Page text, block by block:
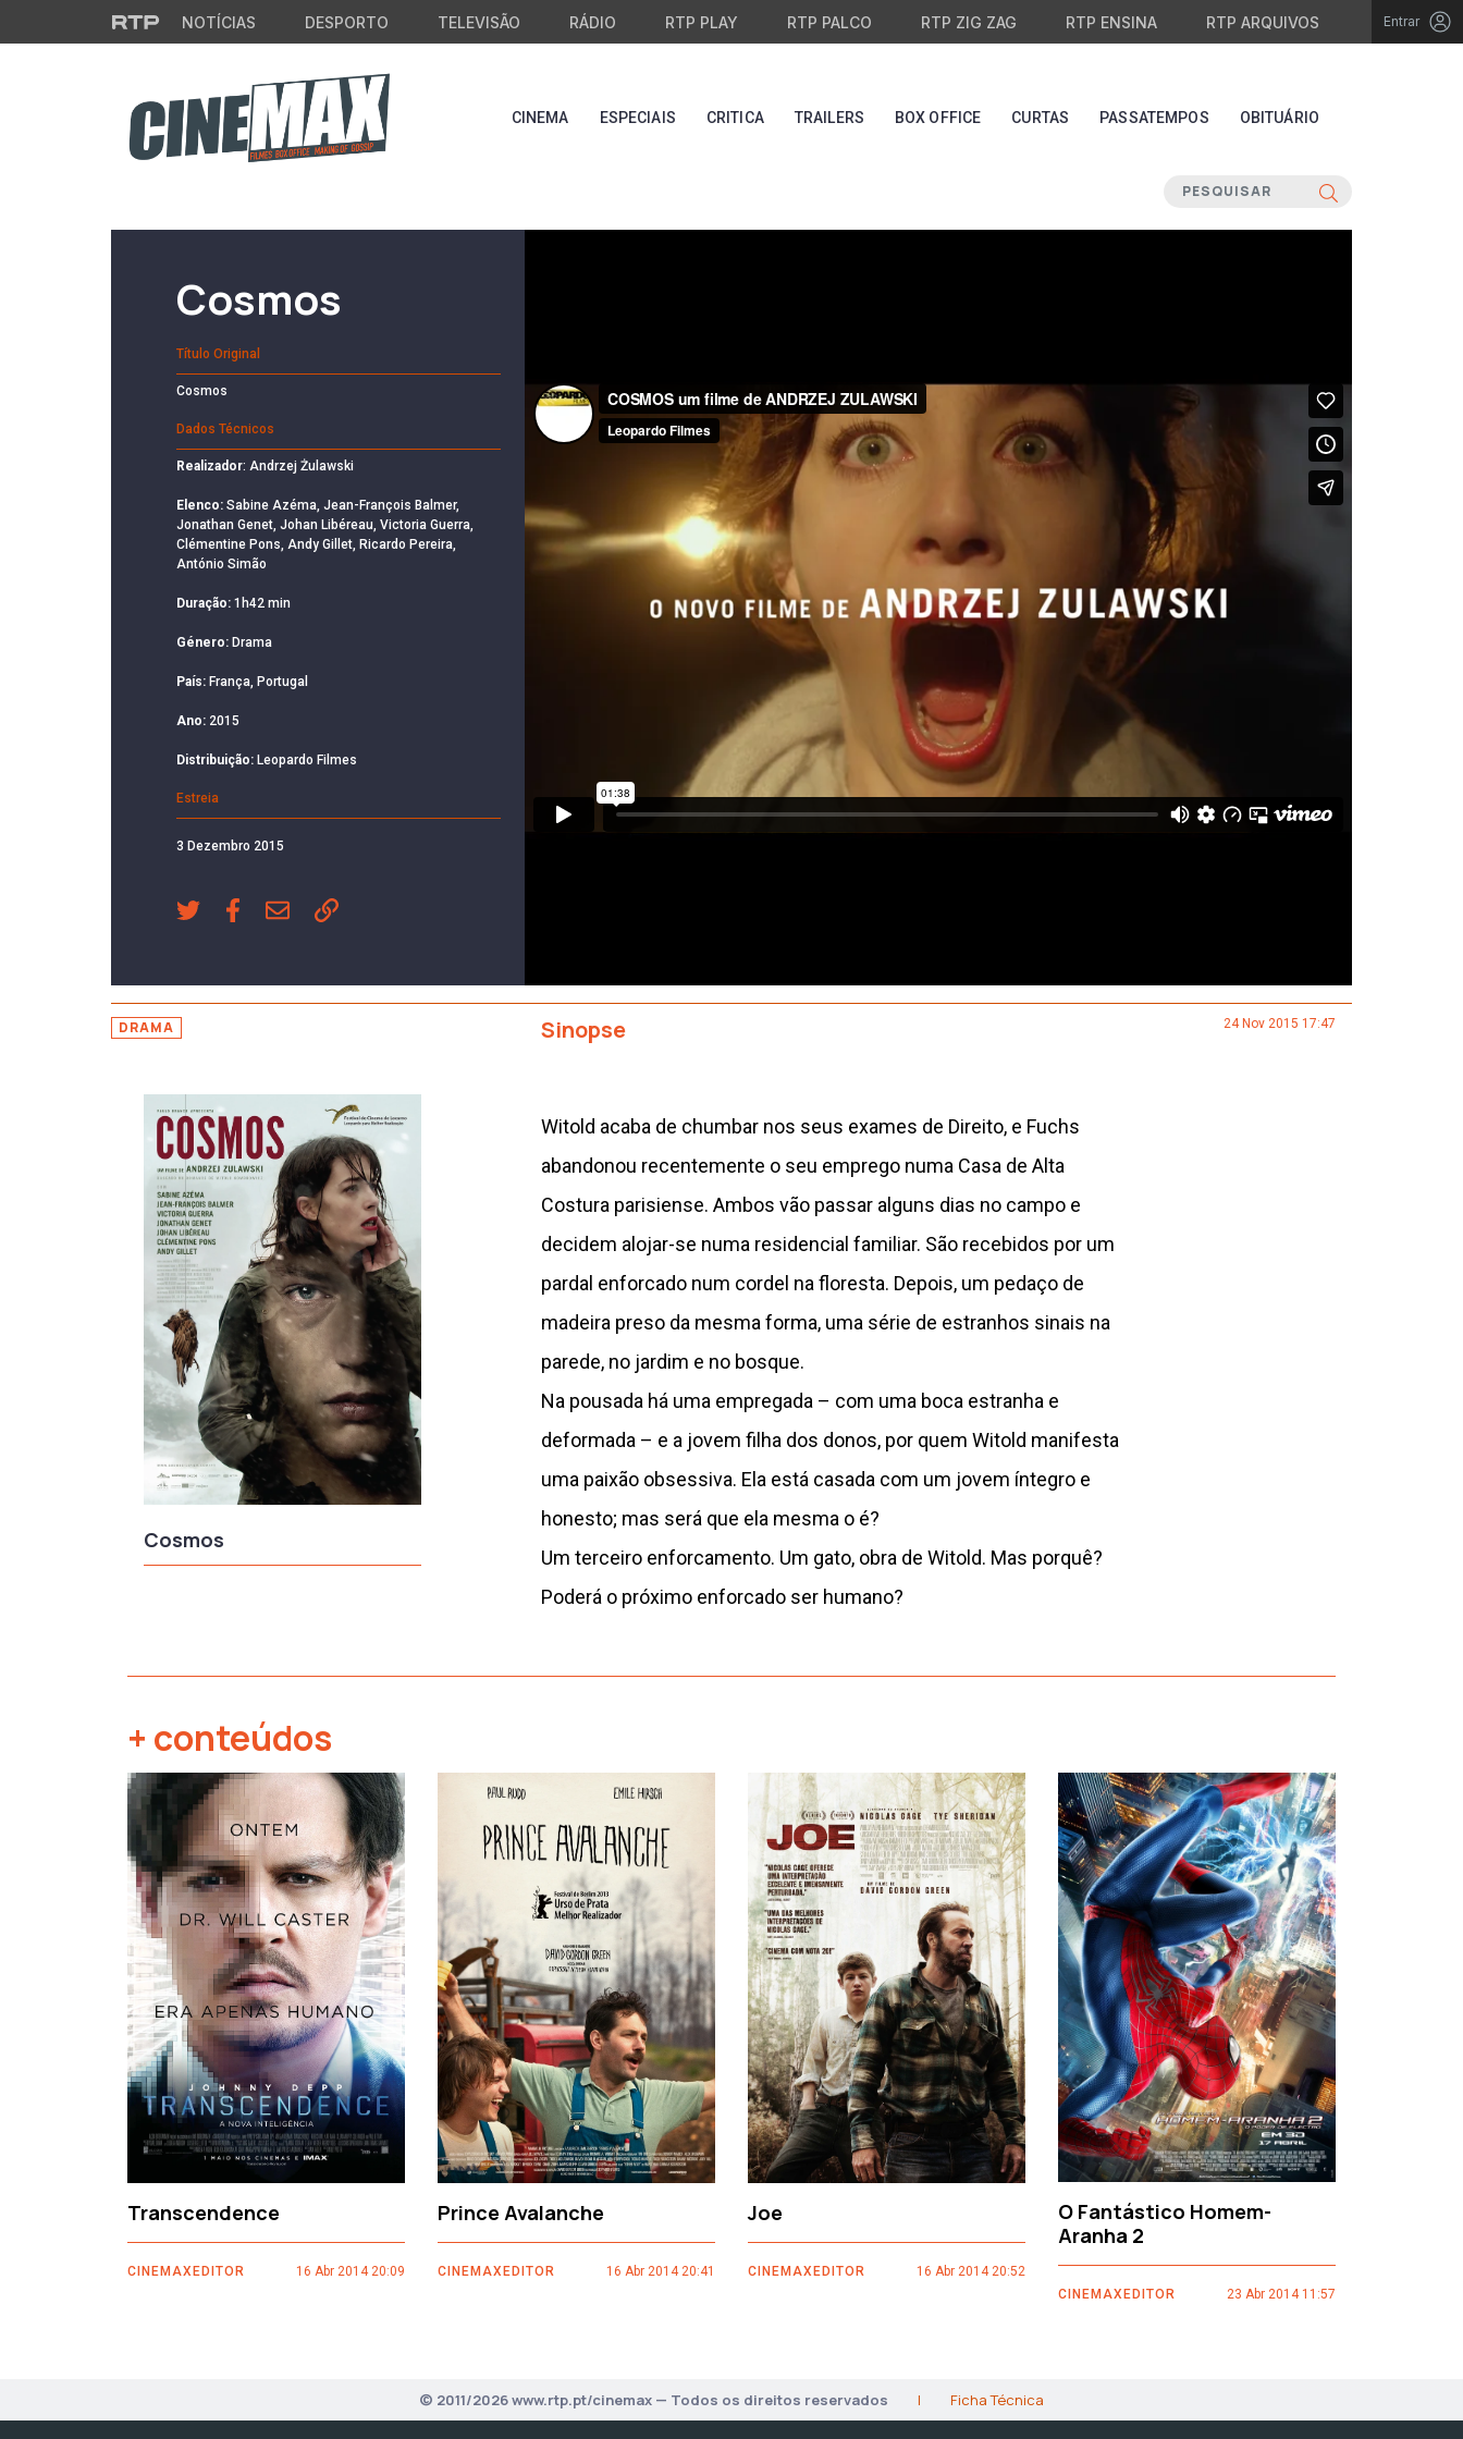
Saltar para o conteúdo principal
NOTÍCIAS DESPORTO TELEVISÃO RÁDIO RTP PLAY RTP PALCO RTP ZIG ZAG RTP ENSINA RTP ARQUIVOS Entrar
CINEMA ESPECIAIS CRITICA TRAILERS BOX OFFICE CURTAS PASSATEMPOS OBITUÁRIO
Cosmos
Título Original
Cosmos
Dados Técnicos
Realizador: Andrzej Żulawski
Elenco: Sabine Azéma, Jean-François Balmer,
Jonathan Genet, Johan Libéreau, Victoria Guerra,
Clémentine Pons, Andy Gillet, Ricardo Pereira,
António Simão
Duração: 1h42 min
Género: Drama
País: França, Portugal
Ano: 2015
Distribuição: Leopardo Filmes
Estreia
3 Dezembro 2015
DRAMA Sinopse 24 Nov 2015 17:47
Cosmos
Witold acaba de chumbar nos seus exames de Direito, e Fuchs
abandonou recentemente o seu emprego numa Casa de Alta
Costura parisiense. Ambos vão passar alguns dias no campo e
decidem alojar-se numa residencial familiar. São recebidos por um
pardal enforcado num cordel na floresta. Depois, um pedaço de
madeira preso da mesma forma, uma série de estranhos sinais na
parede, no jardim e no bosque.
Na pousada há uma empregada – com uma boca estranha e
deformada – e a jovem filha dos donos, por quem Witold manifesta
uma paixão obsessiva. Ela está casada com um jovem íntegro e
honesto; mas será que ela mesma o é?
Um terceiro enforcamento. Um gato, obra de Witold. Mas porquê?
Poderá o próximo enforcado ser humano?
+ conteúdos
Transcendence
CINEMAXEDITOR 16 Abr 2014 20:09
Prince Avalanche
CINEMAXEDITOR 16 Abr 2014 20:41
Joe
CINEMAXEDITOR 16 Abr 2014 20:52
O Fantástico Homem-
Aranha 2
CINEMAXEDITOR 23 Abr 2014 11:57
‹ ›
© 2011/2026 www.rtp.pt/cinemax — Todos os direitos reservados | Ficha Técnica